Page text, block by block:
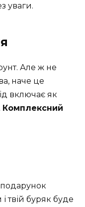
уваги.
Але ж не
наче це
включає як
Комплексний
твій буряк буде